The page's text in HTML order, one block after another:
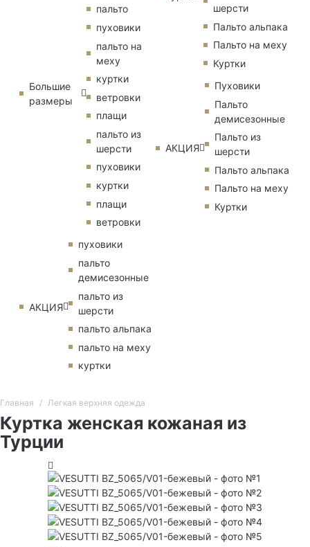
Большие
размеры
пальто
пуховики
пальто на
меху
куртки
ветровки
плащи
пальто из
шерсти
пуховики
куртки
плащи
ветровки
АКЦИЯ
пуховики
пальто
демисезонные
пальто из
шерсти
пальто альпака
пальто на меху
куртки
шерсти
Пальто альпака
Пальто на меху
Куртки
АКЦИЯ
Пуховики
Пальто
демисезонные
Пальто из
шерсти
Пальто альпака
Пальто на меху
Куртки
Главная Легкая верхняя одежда
Куртка женская кожаная из
Турции